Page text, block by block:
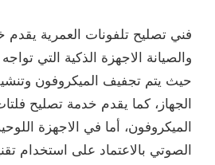
فني تصليح تلفونات العمرية يقدم
والصيانة الاجهزة الذكية التي
حيث يتم تجفيف الميكروفون
الجهاز، كما يقدم خدمة تصليح
الميكروفون، أما في الاجهزة
الصوتي بالاعتماد على استخدام